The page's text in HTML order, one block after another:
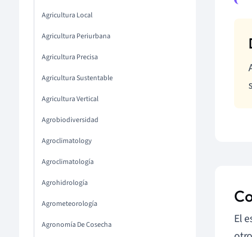
Agricultura Local
Agricultura Periurbana
Agricultura Precisa
Agricultura Sustentable
Agricultura Vertical
Agrobiodiversidad
Agroclimatology
Agroclimatología
Agrohidrología
Agrometeorología
Agronomía De Cosecha
El